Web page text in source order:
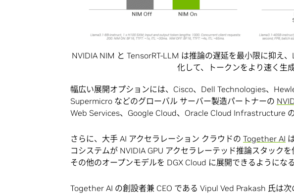
NVIDIA NIM と TensorRT-LLM は推論の遅延を最小限に抑え
化して、トークンをより速く生成
幅広い展開オプションには、Cisco、Dell Technologies、
Supermicro などのグローバル サーバー製造パートナーの
Web Services、Google Cloud、Oracle Cloud Infrastructure の
さらに、大手 AI アクセラレーション クラウドの Together AI
コシステムが NVIDIA GPU アクセラレーテッド推論スタック
その他のオープンモデルを DGX Cloud に展開できるようにな
Together AI の創設者兼 CEO である Vipul Ved Prakash 氏は